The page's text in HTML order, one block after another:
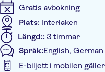
Gratis avbokning
Plats: Interlaken
Längd:: 3 timmar
Språk:English, German
E-biljett i mobilen gäller